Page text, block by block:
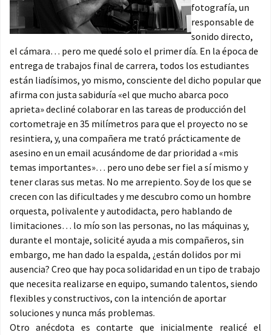
fotografía, un
responsable de
sonido directo,
el cámara… pero me quedé solo el primer día. En la época de
entrega de trabajos final de carrera, todos los estudiantes
están liadísimos, yo mismo, consciente del dicho popular que
afirma con justa sabiduría «el que mucho abarca poco
aprieta» decliné colaborar en las tareas de producción del
cortometraje en 35 milímetros para que el proyecto no se
resintiera, y, una compañera me trató prácticamente de
asesino en un email acusándome de dar prioridad a «mis
temas importantes»… pero uno debe ser fiel a sí mismo y
tener claras sus metas. No me arrepiento. Soy de los que se
crecen con las dificultades y me descubro como un hombre
orquesta, polivalente y autodidacta, pero hablando de
limitaciones… lo mío son las personas, no las máquinas y,
durante el montaje, solicité ayuda a mis compañeros, sin
embargo, me han dado la espalda, ¿están dolidos por mi
ausencia? Creo que hay poca solidaridad en un tipo de trabajo
que necesita realizarse en equipo, sumando talentos, siendo
flexibles y constructivos, con la intención de aportar
soluciones y nunca más problemas.
Otro anécdota es contarte que inicialmente realicé el